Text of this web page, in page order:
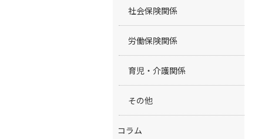
社会保険関係
労働保険関係
育児・介護関係
その他
コラム